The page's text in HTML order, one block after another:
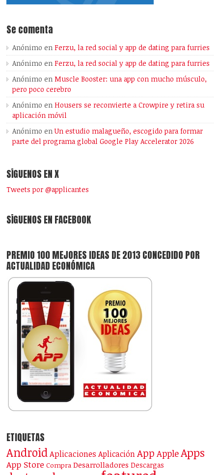
Se comenta
Anónimo enFerzu, la red social y app de dating para furries
Anónimo enFerzu, la red social y app de dating para furries
Anónimo enMuscle Booster: una app con mucho músculo,
pero poco cerebro
Anónimo enHousers se reconvierte a Crowpire y retira su
aplicación móvil
Anónimo enUn estudio malagueño, escogido para formar
parte del programa global Google Play Accelerator 2026
SÍGUENOS EN X
Tweets por @applicantes
SÍGUENOS EN FACEBOOK
PREMIO 100 MEJORES IDEAS DE 2013 CONCEDIDO POR
ACTUALIDAD ECONÓMICA
ETIQUETAS
Android Aplicaciones Aplicación App AppleApps
App Store Compra Desarrolladores Descargas